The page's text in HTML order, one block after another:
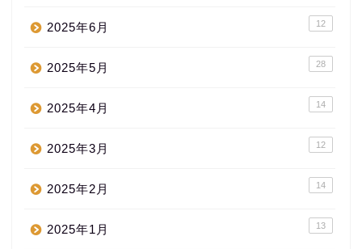
2025年6月 12
2025年5月 28
2025年4月 14
2025年3月 12
2025年2月 14
2025年1月 13